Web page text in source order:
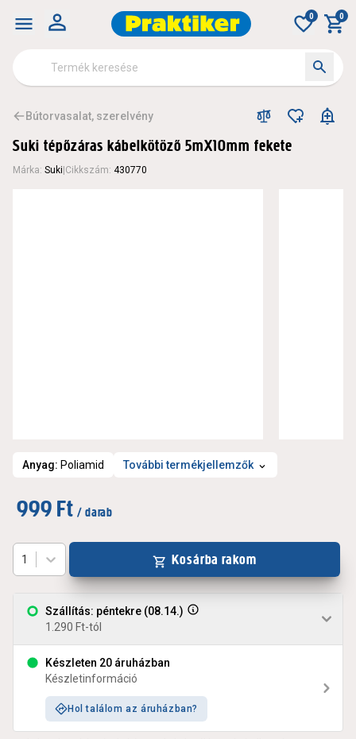
0 0
Bútorvasalat, szerelvény
Suki tépőzáras kábelkötöző 5mX10mm fekete
Márka: Suki Cikkszám: 430770
Anyag: Poliamid További termékjellemzők
999 Ft / darab
Szállítás: péntekre (08.14.)
1.290 Ft-tól
Készleten 20 áruházban
Készletinformáció
Hol találom az áruházban?
1 Kosárba rakom